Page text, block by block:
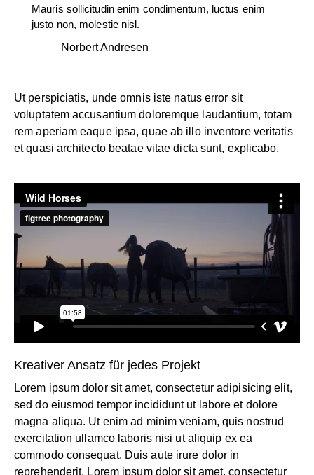
Mauris sollicitudin enim condimentum, luctus enim
justo non, molestie nisl.
Norbert Andresen
Ut perspiciatis, unde omnis iste natus error sit
voluptatem accusantium doloremque laudantium, totam
rem aperiam eaque ipsa, quae ab illo inventore veritatis
et quasi architecto beatae vitae dicta sunt, explicabo.
Kreativer Ansatz für jedes Projekt
Lorem ipsum dolor sit amet, consectetur adipisicing elit,
sed do eiusmod tempor incididunt ut labore et dolore
magna aliqua. Ut enim ad minim veniam, quis nostrud
exercitation ullamco laboris nisi ut aliquip ex ea
commodo consequat. Duis aute irure dolor in
reprehenderit. Lorem ipsum dolor sit amet, consectetur